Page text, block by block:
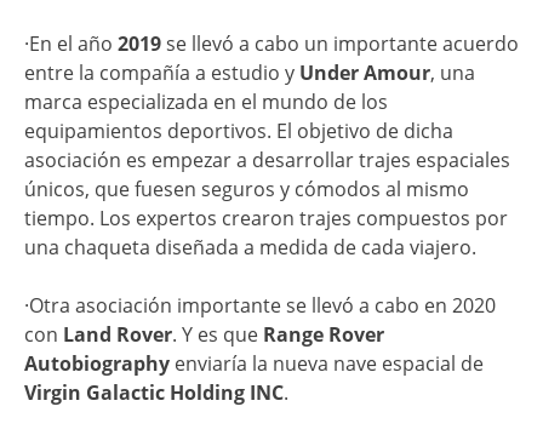
·En el año 2019se llevó a cabo un importante acuerdo
entre la compañía a estudio y Under Amour, una
marca especializada en el mundo de los
equipamientos deportivos. El objetivo de dicha
asociación es empezar a desarrollar trajes espaciales
únicos, que fuesen seguros y cómodos al mismo
tiempo. Los expertos crearon trajes compuestos por
una chaqueta diseñada a medida de cada viajero.
·Otra asociación importante se llevó a cabo en 2020
con Land Rover. Y es que Range Rover
Autobiography enviaría la nueva nave espacial de
Virgin Galactic Holding INC.